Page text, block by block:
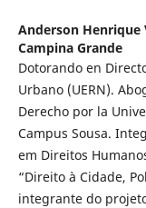
Anderson Henrique
Campina Grande
Dotorando en
Urbano (UERN).
Derecho por la
Campus Sousa.
em Direitos
“Direito à Cidade,
integrante do